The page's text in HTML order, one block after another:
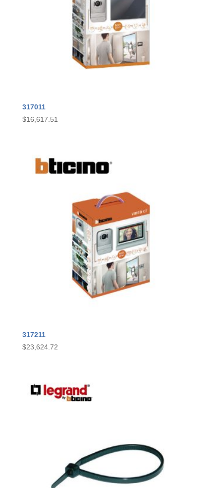
317011
$16,617.51
317211
$23,624.72